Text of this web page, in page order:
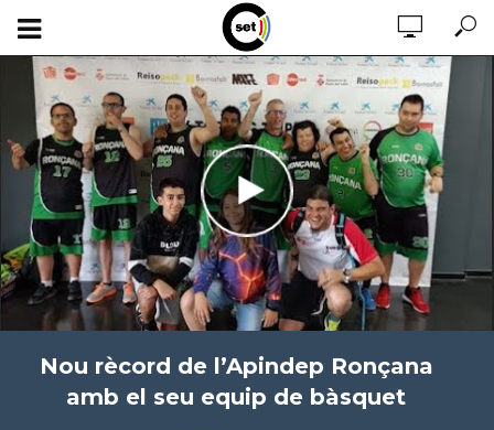
Nou rècord de l’Apindep Ronçana
amb el seu equip de bàsquet